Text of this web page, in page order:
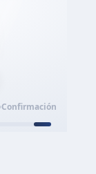
Confirmación